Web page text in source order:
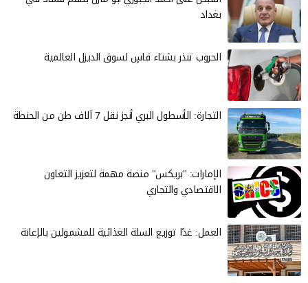
بغداد
الحروب تنذر بشتاء قاسٍ لسوق الديزل العالمية
التجارة: الأسطول البري أنجز نقل 7 آلاف طن من الحنطة
الإمارات: "بريكس" منصة مهمة لتعزيز التعاون
الاقتصادي والتجاري
العمل: غدًا توزيع السلة الغذائية للمشمولين بالإعانة